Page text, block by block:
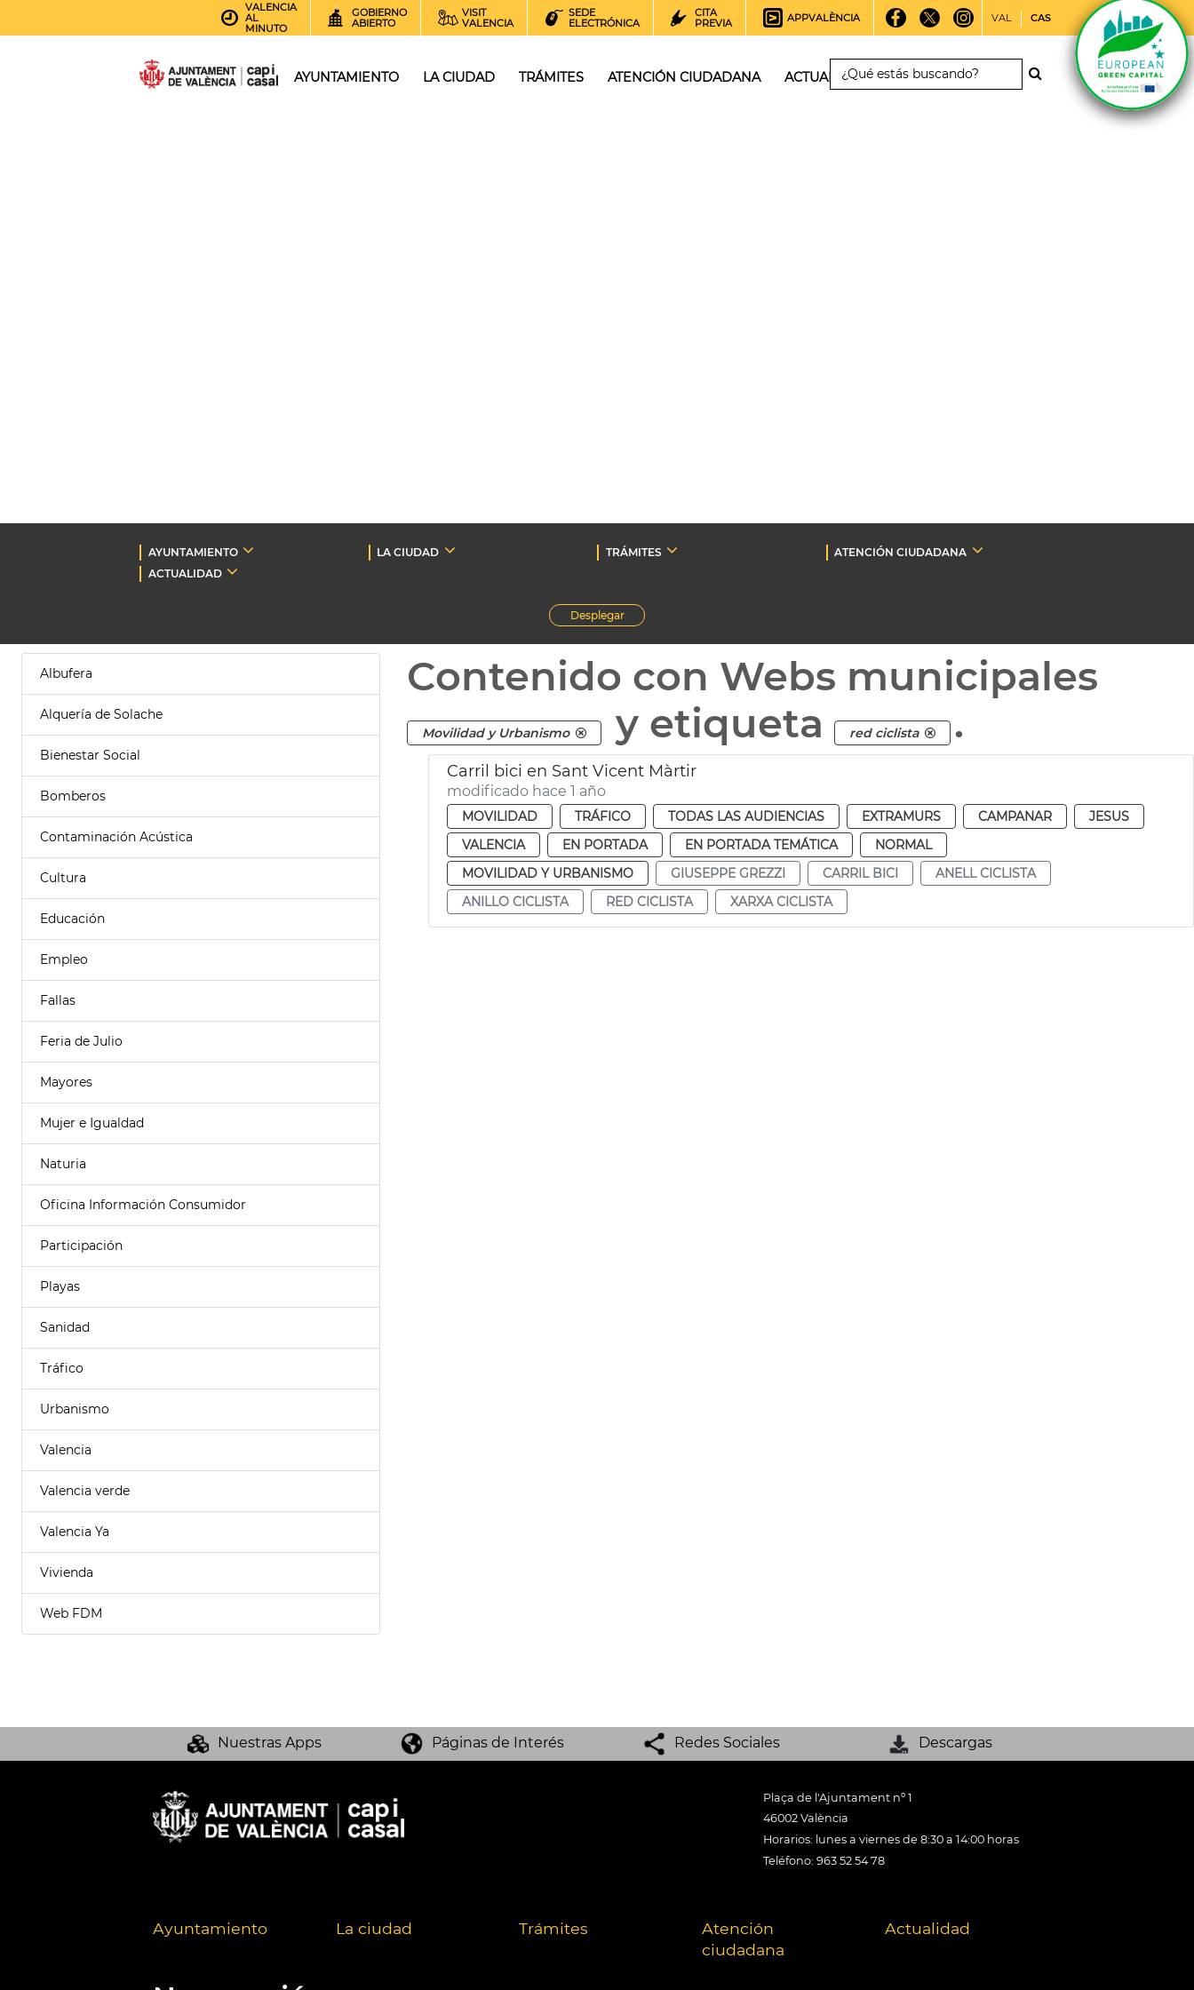
VALENCIA
AL
MINUTO
GOBIERNO
ABIERTO
VISIT
VALENCIA
SEDE
ELECTRÓNICA
CITA
PREVIA
APPVALÈNCIA VAL CAS
AYUNTAMIENTO LA CIUDAD TRÁMITES ATENCIÓN CIUDADANA ACTUALIDAD
AYUNTAMIENTO LA CIUDAD TRÁMITES
ATENCIÓN CIUDADANA
ACTUALIDAD
Desplegar
Albufera
Alquería de Solache
Bienestar Social
Bomberos
Contaminación Acústica
Cultura
Educación
Empleo
Fallas
Feria de Julio
Mayores
Mujer e Igualdad
Naturia
Oficina Información Consumidor
Participación
Playas
Sanidad
Tráfico
Urbanismo
Valencia
Valencia verde
Valencia Ya
Vivienda
Web FDM
Contenido con Webs municipales
Movilidad y Urbanismo y etiqueta red ciclista .
Carril bici en Sant Vicent Màrtir
modificado hace 1 año
MOVILIDAD TRÁFICO TODAS LAS AUDIENCIAS EXTRAMURS CAMPANAR
JESUS
VALENCIA
EN PORTADA EN PORTADA TEMÁTICA
NORMAL
MOVILIDAD Y URBANISMO
GIUSEPPE GREZZI CARRIL BICI
ANELL CICLISTA
ANILLO CICLISTA
RED CICLISTA XARXA CICLISTA
Nuestras Apps Páginas de Interés Redes Sociales Descargas
Plaça de l'Ajuntament nº 1
46002 València
Horarios: lunes a viernes de 8:30 a 14:00 horas
Teléfono: 963 52 54 78
Ayuntamiento La ciudad Trámites
Atención
ciudadana
Actualidad